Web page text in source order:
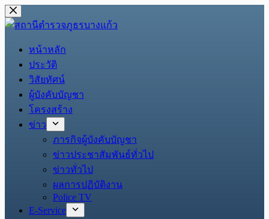
หน้าหลัก
ประวัติ
วิสัยทัศน์
ผู้บังคับบัญชา
โครงสร้าง
ข่าว
ภารกิจผู้บังคับบัญชา
ข่าวประชาสัมพันธ์ทั่วไป
ข่าวทั่วไป
ผลการปฏิบัติงาน
Police TV
E-Service